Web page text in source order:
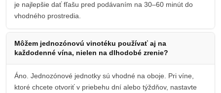
je najlepšie dať fľašu pred podávaním na 30–60 minút do
vhodného prostredia.
Môžem jednozónovú vinotéku používať aj na
každodenné vína, nielen na dlhodobé zrenie?
Áno. Jednozónové jednotky sú vhodné na oboje. Pri víne,
ktoré chcete otvoriť v priebehu dní alebo týždňov, nastavte